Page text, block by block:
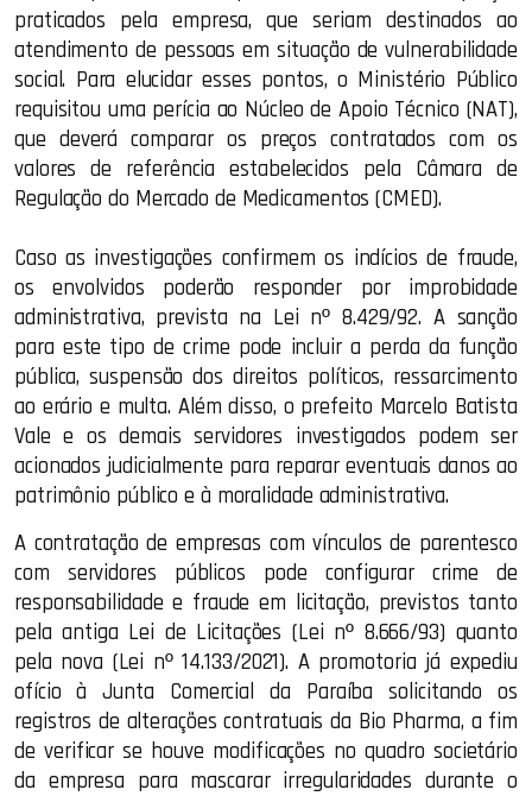
praticados pela empresa, que seriam destinados ao
atendimento de pessoas em situação de vulnerabilidade
social. Para elucidar esses pontos, o Ministério Público
requisitou uma perícia ao Núcleo de Apoio Técnico (NAT),
que deverá comparar os preços contratados com os
valores de referência estabelecidos pela Câmara de
Regulação do Mercado de Medicamentos (CMED).
Caso as investigações confirmem os indícios de fraude,
os envolvidos poderão responder por improbidade
administrativa, prevista na Lei nº 8.429/92. A sanção
para este tipo de crime pode incluir a perda da função
pública, suspensão dos direitos políticos, ressarcimento
ao erário e multa. Além disso, o prefeito Marcelo Batista
Vale e os demais servidores investigados podem ser
acionados judicialmente para reparar eventuais danos ao
patrimônio público e à moralidade administrativa.
A contratação de empresas com vínculos de parentesco
com servidores públicos pode configurar crime de
responsabilidade e fraude em licitação, previstos tanto
pela antiga Lei de Licitações (Lei nº 8.666/93) quanto
pela nova (Lei nº 14.133/2021). A promotoria já expediu
ofício à Junta Comercial da Paraíba solicitando os
registros de alterações contratuais da Bio Pharma, a fim
de verificar se houve modificações no quadro societário
da empresa para mascarar irregularidades durante o